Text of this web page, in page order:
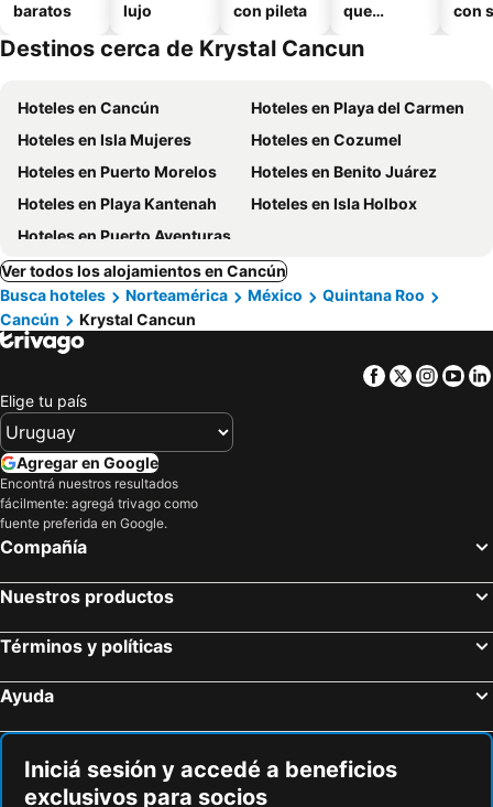
baratos
lujo
con pileta
que
mascotas
con
Destinos cerca de Krystal Cancun
Hoteles en Cancún
Hoteles en Playa del Carmen
Hoteles en Isla Mujeres
Hoteles en Cozumel
Hoteles en Puerto Morelos
Hoteles en Benito Juárez
Hoteles en Playa Kantenah
Hoteles en Isla Holbox
Hoteles en Puerto Aventuras
Ver todos los alojamientos en Cancún
Busca hoteles
Norteamérica México
Quintana Roo
Cancún
Krystal Cancun
Facebook
Twitter
Elige tu país
Agregar en Google
Encontrá nuestros resultados
fácilmente: agregá trivago como
fuente preferida en Google.
Compañía
Nuestros productos
Términos y políticas
Ayuda
Iniciá sesión y accedé a beneficios
exclusivos para socios